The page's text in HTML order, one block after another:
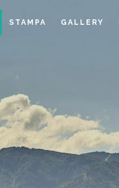
STAMPA GALLERY